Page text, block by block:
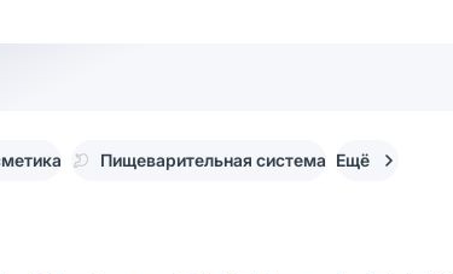
Пищеварительная система Ещё